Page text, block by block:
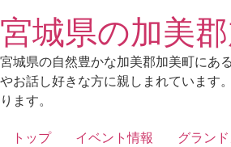
宮城県の加美
宮城県の自然豊かな加美郡加美町にあ
やお話し好きな方に親しまれています
ります。
トップ イベント情報 グラン